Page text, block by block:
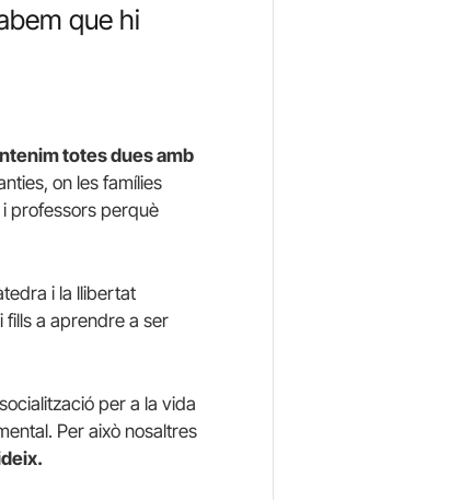
que hi
totes dues amb
on les famílies
professors perquè
i la llibertat
fills a aprendre a ser
per a la vida
Per això nosaltres